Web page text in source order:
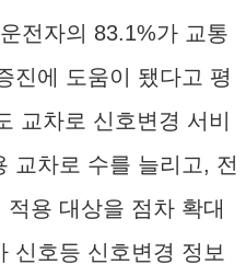
전자의 83.1%가 교통
진에 도움이 됐다고 평
교차로 신호변경 서비
교차로 수를 늘리고, 전
용 대상을 점차 확대
신호등 신호변경 정보